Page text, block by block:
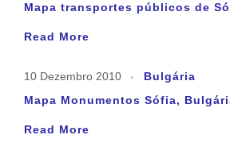
Mapa transportes públicos de
Read More
10 Dezembro 2010
Bulgária
Mapa Monumentos Sófia,
Read More